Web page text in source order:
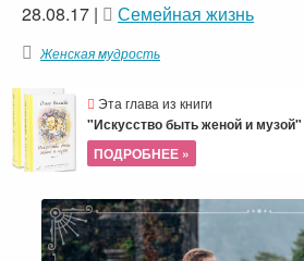
28.08.17 | Семейная жизнь
Женская мудрость
Эта глава из книги
"Искусство быть женой и музой"
ПОДРОБНЕЕ »